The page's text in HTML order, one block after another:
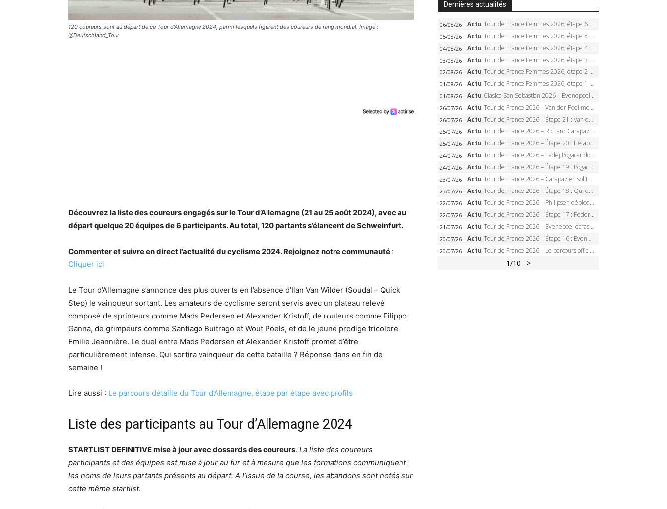
120 coureurs sont au départ de ce Tour d'Allemagne 2024, parmi lesquels figurent des coureurs de rang mondial. Image :
@Deutschland_Tour
Découvrez la liste des coureurs engagés sur le Tour d’Allemagne (21 au 25 août 2024), avec au
départ quelque 20 équipes de 6 participants. Au total, 120 partants s’élancent de Schweinfurt.
Commenter et suivre en direct l’actualité du cyclisme 2024. Rejoignez notre communauté :
Cliquer ici
Le Tour d’Allemagne s’annonce des plus ouverts en l’absence d’Ilan Van Wilder (Soudal – Quick
Step) le vainqueur sortant. Les amateurs de cyclisme seront servis avec un plateau relevé
composé de sprinteurs comme Mads Pedersen et Alexander Kristoff, de rouleurs comme Filippo
Ganna, de grimpeurs comme Santiago Buitrago et Wout Poels, et de le jeune prodige tricolore
Emilie Jeannière. Le duel entre Mads Pedersen et Alexander Kristoff promet d’être
particulièrement intense. Qui sortira vainqueur de cette bataille ? Réponse dans en fin de
semaine !
Lire aussi : Le parcours détaille du Tour d’Allemagne, étape par étape avec profils
Liste des participants au Tour d’Allemagne 2024
STARTLIST DEFINITIVE mise à jour avec dossards des coureurs. La liste des coureurs
participants et des équipes est mise à jour au fur et à mesure que les formations communiquent
les noms de leurs partants présents au départ. A l’issue de la course, les abandons sont notés sur
cette même startlist.
Dernières actualités
06/08/26 Actu Tour de France Femmes 2026, étape 6 – Kim Le Court-Pienaar gagne à Tournon, Reusser en jaune
05/08/26 Actu Tour de France Femmes 2026, étape 5 – Demi Vollering gagne à Belleville, Reusser en jaune, Ferrand-Prévot coule
04/08/26 Actu Tour de France Femmes 2026, étape 4 – Marlen Reusser écrase le chrono, Ferrand-Prévot en crise
03/08/26 Actu Tour de France Femmes 2026, étape 3 – Sigrid Haugset en solitaire, 88 km d’échappée, maillot jaune
02/08/26 Actu Tour de France Femmes 2026, étape 2 – Lorena Wiebes doublé à Genève, Markus héroïque, 7e record
01/08/26 Actu Tour de France Femmes 2026, étape 1 – Lorena Wiebes intouchable à Lausanne, premier maillot jaune
01/08/26 Actu Clasica San Sebastian 2026 – Evenepoel recordman, 4e victoire, Carapaz battu au sprint
26/07/26 Actu Tour de France 2026 – Van der Poel monumental à Paris, Pogacar égale le record des cinq sacres
26/07/26 Actu Tour de France 2026 – Étape 21 : Van der Poel, Pogacar, qui succédera à Wout van Aert sur les Champs-Elysées ?
25/07/26 Actu Tour de France 2026 – Richard Carapaz roi des Alpes, doublé et maillot à pois, Seixas perd le podium
25/07/26 Actu Tour de France 2026 – Étape 20 : L’étape reine, Galibier, Sarenne, Alpe d’Huez, qui succédera à Pogacar ?
24/07/26 Actu Tour de France 2026 – Tadej Pogacar dompte l’Alpe d’Huez, 5e victoire, record de Pantani pulvérisé
24/07/26 Actu Tour de France 2026 – Étape 19 : Pogacar peut-il enfin dompter l’Alpe d’Huez ?
23/07/26 Actu Tour de France 2026 – Carapaz en solitaire à Orcières-Merlette, Paret-Peintre à un point du maillot à pois
23/07/26 Actu Tour de France 2026 – Étape 18 : Qui domptera Orcières-Merlette, première marche vers l’Alpe d’Huez ?
22/07/26 Actu Tour de France 2026 – Philipsen débloque son compteur à Voiron, Pedersen en danger pour le maillot vert
22/07/26 Actu Tour de France 2026 – Étape 17 : Pedersen peut-il verrouiller le maillot vert à Voiron ?
21/07/26 Actu Tour de France 2026 – Evenepoel écrase le chrono d’Évian, Seixas 4e, Lipowitz abandonne
20/07/26 Actu Tour de France 2026 – Étape 16 : Evenepoel, Pogacar, Ganna… qui domptera le chrono d’Évian pour redessiner le podium ?
20/07/26 Actu Tour de France 2026 – Le parcours officiel complet : 21 étapes, profils, carte et dates
1/10 >